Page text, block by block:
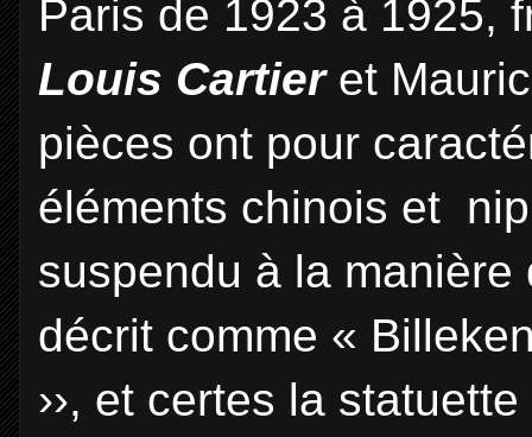
Paris de 1923 à 1925,
Louis Cartier et
pièces ont pour
éléments chinois et
suspendu à la
décrit comme «
››, et certes la